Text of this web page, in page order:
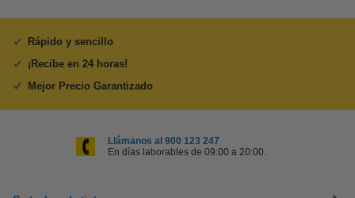
Rápido y sencillo
¡Recibe en 24 horas!
Mejor Precio Garantizado
Llámanos al 900 123 247
En días laborables de 09:00 a 20:00.